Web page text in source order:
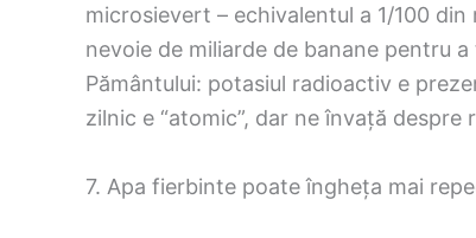
microsievert – echivalentul a 1/100
nevoie de miliarde de banane pentru
Pământului: potasiul radioactiv e
zilnic e “atomic”, dar ne învață
7. Apa fierbinte poate îngheța mai